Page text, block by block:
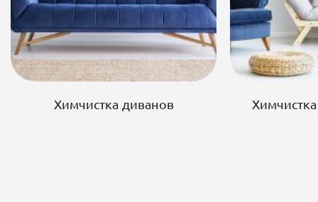
Химчистка диванов